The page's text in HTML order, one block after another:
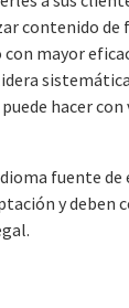
contenido de
mayor
hacer
fuente de
y deben